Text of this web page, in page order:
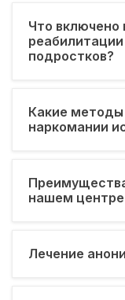
Что включено
подростков?
Какие методы
наркомании
нашем центре
Лечение